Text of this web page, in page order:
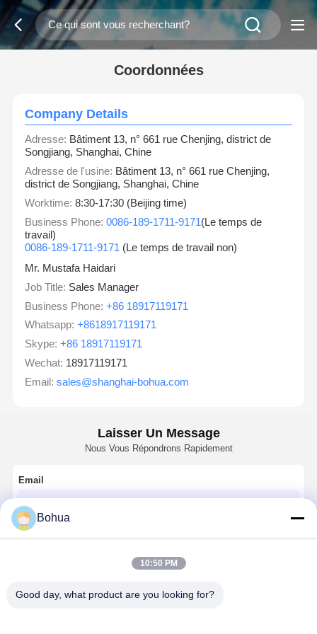
Coordonnées
Company Details
Adresse: Bâtiment 13, n° 661 rue Chenjing, district de
Songjiang, Shanghai, Chine
Adresse de l'usine: Bâtiment 13, n° 661 rue Chenjing,
district de Songjiang, Shanghai, Chine
Worktime: 8:30-17:30 (Beijing time)
Business Phone: 0086-189-1711-9171(Le temps de
travail)
0086-189-1711-9171 (Le temps de travail non)
Mr. Mustafa Haidari
Job Title: Sales Manager
Business Phone: +86 18917119171
Whatsapp: +8618917119171
Skype: +86 18917119171
Wechat: 18917119171
Email: sales@shanghai-bohua.com
Laisser Un Message
Nous Vous Répondrons Rapidement
Email
Exigence
Bohua
10:50 PM
Good day, what product are you looking for?